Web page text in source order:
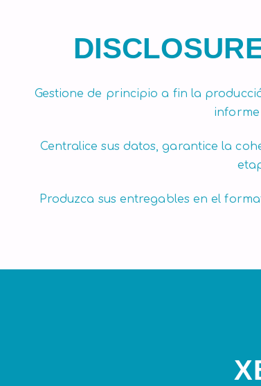
Gestione de principio a fin la
Centralice sus datos, garantice la
Produzca sus entregables en el